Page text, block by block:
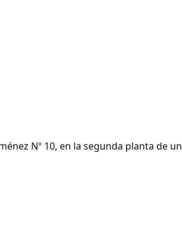
Nº 10, en la segunda planta de un